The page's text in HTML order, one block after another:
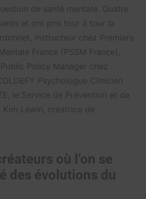
de santé mentale. Quatre
et ont pris tour à tour la
instructeur chez Premiers
France (PSSM France),
Policy Manager chez
Psychologue Clinicien
le Service de Prévention et de
Kim Lewin, créatrice de
où l’on se
des évolutions du